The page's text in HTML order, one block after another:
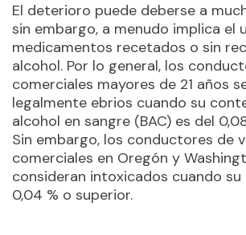
El deterioro puede deberse a
sin embargo, a menudo implica el
medicamentos recetados o sin
alcohol. Por lo general, los
comerciales mayores de 21 años
legalmente ebrios cuando su
alcohol en sangre (BAC) es del
Sin embargo, los conductores de
comerciales en Oregón y
consideran intoxicados cuando su
0,04 % o superior.